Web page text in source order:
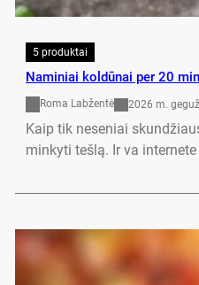
5 produktai
Naminiai koldūnai per 20 min
Roma Labžentė 2026 m.
Kaip tik neseniai
minkyti tešlą. Ir va